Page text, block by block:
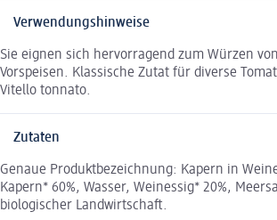
Verwendungshinweise
Sie eignen sich hervorragend zum Würzen
Vorspeisen. Klassische Zutat für diverse
Vitello tonnato.
Zutaten
Genaue Produktbezeichnung: Kapern in
Kapern* 60%, Wasser, Weinessig* 20%,
biologischer Landwirtschaft.